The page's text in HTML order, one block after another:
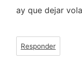
ay que dejar
Responder